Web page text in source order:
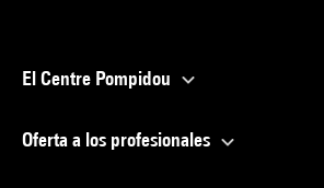
El Centre Pompidou
Oferta a los profesionales